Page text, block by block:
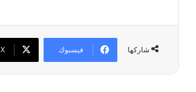
شاركها فيسبوك ‫X